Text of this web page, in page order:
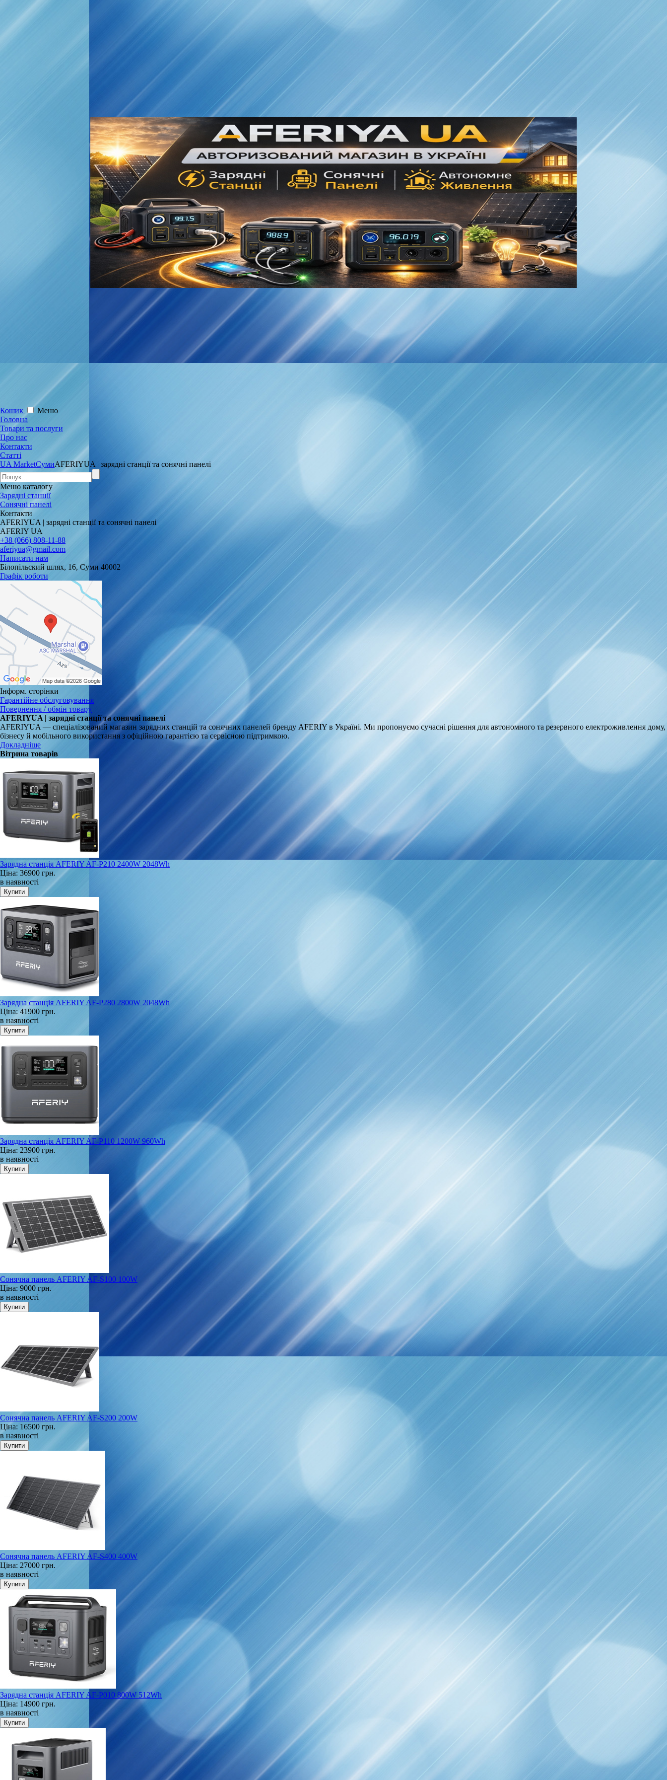
Кошик
Меню
Головна
Товари та послуги
Про нас
Контакти
Статті
UA MarketСумиAFERIYUA | зарядні станції та сонячні панелі
Меню каталогу
Зарядні станції
Сонячні панелі
Контакти
AFERIYUA | зарядні станції та сонячні панелі
AFERIY UA
+38 (066) 808-11-88
aferiyua@gmail.com
Написати нам
Білопільский шлях, 16, Суми 40002
Графік роботи
Інформ. сторінки
Гарантійне обслуговування
Повернення / обмін товару
AFERIYUA | зарядні станції та сонячні панелі
AFERIYUA — спеціалізований магазин зарядних станцій та сонячних панелей бренду AFERIY в Україні. Ми пропонуємо сучасні рішення для автономного та резервного електроживлення дому,
бізнесу й мобільного використання з офіційною гарантією та сервісною підтримкою.
Докладніше
Вітрина товарів
Зарядна станція AFERIY AF-P210 2400W 2048Wh
Ціна: 36900 грн.
в наявності
Зарядна станція AFERIY AF-P280 2800W 2048Wh
Ціна: 41900 грн.
в наявності
Зарядна станція AFERIY AF-P110 1200W 960Wh
Ціна: 23900 грн.
в наявності
Сонячна панель AFERIY AF‑S100 100W
Ціна: 9000 грн.
в наявності
Сонячна панель AFERIY AF‑S200 200W
Ціна: 16500 грн.
в наявності
Сонячна панель AFERIY AF-S400 400W
Ціна: 27000 грн.
в наявності
Зарядна станція AFERIY AF-P010 800W 512Wh
Ціна: 14900 грн.
в наявності